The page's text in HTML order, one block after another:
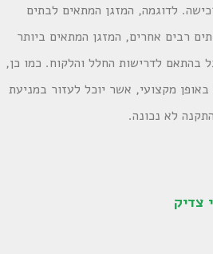
לדוגמה, המזגן המתאים לבתים
רבים אחרים, המזגן המתאים ביותר
בהתאם לדרישות החלל והלקוח. כמו כן,
מקצועי, אשר יוכל לעזור במניעת
לא נכונה.